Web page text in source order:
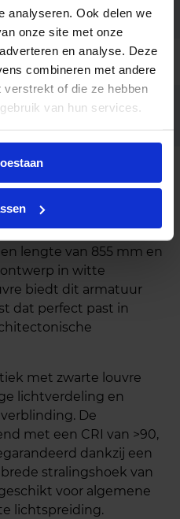
analyseren. Ook delen we
onze site met onze
en analyse. Deze
combineren met andere
verstrekt of die ze hebben
van hun services.
dimbaar, Dali dimbaar,
is een
voor 3-
lengte van 855 mm en
in witte
biedt dit armatuur
dat perfect past in
met zwarte louvre
lichtverdeling en
De
met een CRI van >90,
dankzij een
stralingshoek van
voor algemene
lichtspreiding.